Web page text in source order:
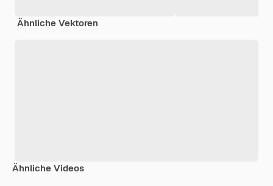
Ähnliche Vektoren
Ähnliche Videos